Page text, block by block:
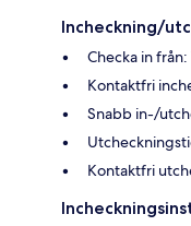
Incheckning/
Checka in
Kontaktfri
Snabb in-/
Kontaktfri